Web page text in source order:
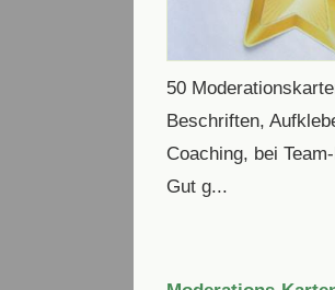
50
Beschriften,
Coaching, bei
Gut g...